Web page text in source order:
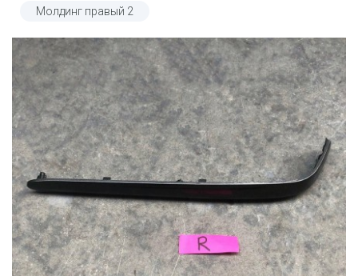
Молдинг правый 2